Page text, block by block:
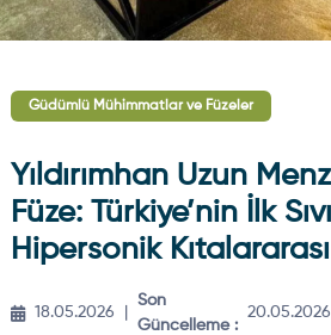
Güdümlü Mühimmatlar ve Füzeler
Yıldırımhan Uzun
Füze: Türkiye’nin İlk
Hipersonik
18.05.2026
Son
Güncelleme :
20.05.2026